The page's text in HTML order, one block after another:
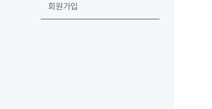
회원가입